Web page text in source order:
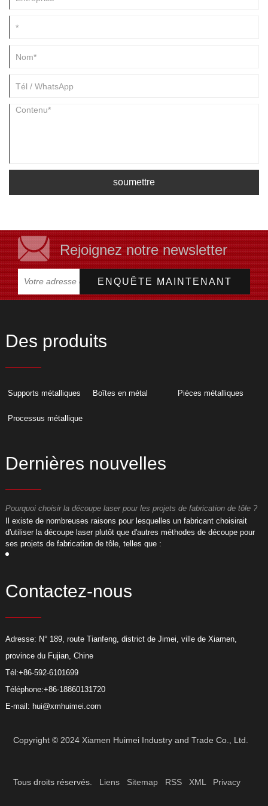
soumettre
Rejoignez notre newsletter
Des produits
Supports métalliques Boîtes en métal Pièces métalliques
Processus métallique
Dernières nouvelles
Pourquoi choisir la découpe laser pour les projets de fabrication de tôle ?
​Il existe de nombreuses raisons pour lesquelles un fabricant choisirait
d'utiliser la découpe laser plutôt que d'autres méthodes de découpe pour
ses projets de fabrication de tôle, telles que :
Contactez-nous
Adresse: N° 189, route Tianfeng, district de Jimei, ville de Xiamen,
province du Fujian, Chine
Tél:+86-592-6101699
Téléphone:+86-18860131720
E-mail: hui@xmhuimei.com
Copyright © 2024 Xiamen Huimei Industry and Trade Co., Ltd.
Tous droits réservés. Liens Sitemap RSS XML Privacy